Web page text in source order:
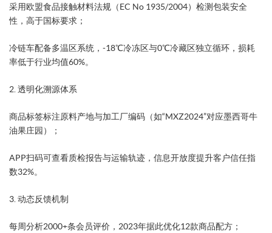
采用欧盟食品接触材料法规（EC No 1935/2004）检测包装安全
性，高于国标要求；
冷链车配备多温区系统，-18℃冷冻区与0℃冷藏区独立循环，损耗
率低于行业均值60%。
​2. 透明化溯源体系​
商品标签标注原料产地与加工厂编码（如“MXZ2024”对应墨西哥牛
油果庄园）；
APP扫码可查看质检报告与运输轨迹，信息开放度提升客户信任指
数32%。
​3. 动态反馈机制​
每周分析2000+条会员评价，2023年据此优化12款商品配方；